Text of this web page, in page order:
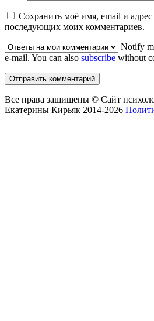
Сохранить моё имя, email и адрес
последующих моих комментариев.
Notify
e-mail. You can also subscribe without
Все права защищены © Сайт
Екатерины Кирьяк 2014-2026